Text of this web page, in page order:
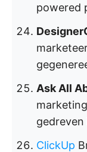
powered
Ask All
ClickUp